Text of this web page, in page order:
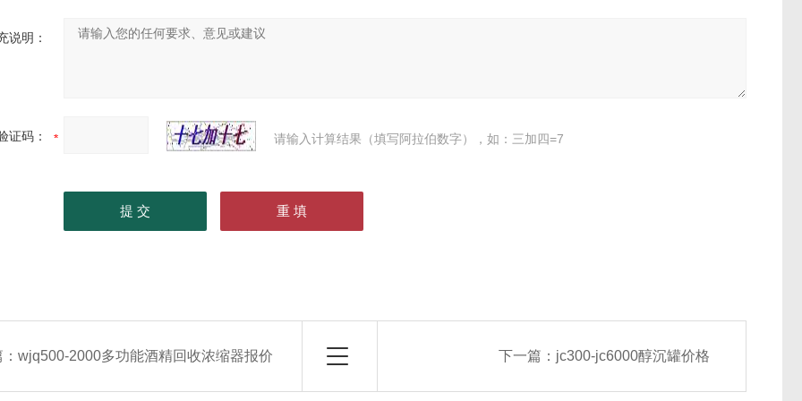
说明：
证码： 请输入计算结果（填写阿拉伯数字），如：三加四=7
：wjq500-2000多功能酒精回收浓缩器报价 下一篇： jc300-jc6000醇沉罐价格